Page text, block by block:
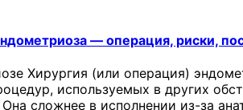
— операция, риски,
Хирургия (или операция)
используемых в других
сложнее в исполнении из-за